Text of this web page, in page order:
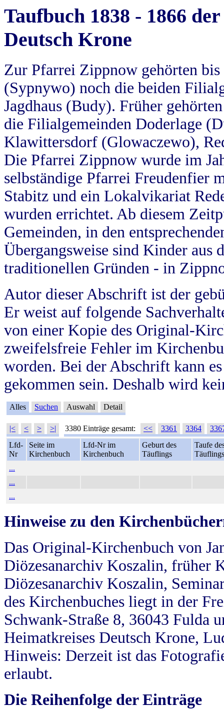
Taufbuch 1838 - 1866
Deutsch Krone
Zur Pfarrei Zippnow gehörten
(Sypnywo) noch die beiden
Jagdhaus (Budy). Früher
die Filialgemeinden Doderlage
Klawittersdorf (Glowaczewo),
Die Pfarrei Zippnow wurde im
selbständige Pfarrei Freudenfier
Stabitz und ein Lokalvikariat
wurden errichtet. Ab diesem
Gemeinden, in den
Übergangsweise sind Kinder aus
traditionellen Gründen - in
Autor dieser Abschrift ist der
Er weist auf folgende
von einer Kopie des Original-
zweifelsfreie Fehler im
worden. Bei der Abschrift kann
gekommen sein. Deshalb wird
Alles Suchen Auswahl Detail
|< < > >| 3380 Einträge gesamt: << 3361 3364
Lfd-
Nr
Seite im
Kirchenbuch
Lfd-Nr im
Kirchenbuch
Geburt des
Täuflings
Taufe
Täuflings
...
...
...
Hinweise zu den
Das Original-Kirchenbuch von
Diözesanarchiv Koszalin, früher
Diözesanarchiv Koszalin,
des Kirchenbuches liegt in der
Schwank-Straße 8, 36043 Fulda
Heimatkreises Deutsch Krone,
Hinweis: Derzeit ist das
erlaubt.
Die Reihenfolge der Einträge